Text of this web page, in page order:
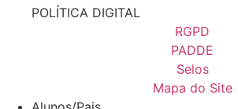
POLÍTICA DIGITAL
RGPD
PADDE
Selos
Mapa do Site